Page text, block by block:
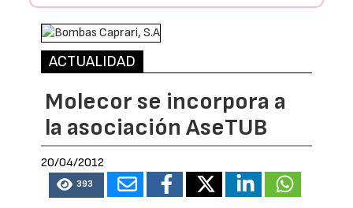
ACTUALIDAD
Molecor se incorpora a
la asociación AseTUB
20/04/2012
393